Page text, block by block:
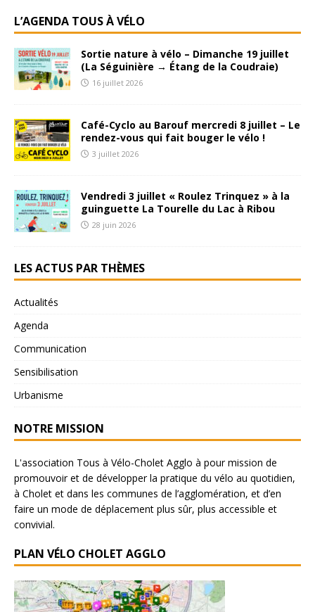
L’AGENDA TOUS À VÉLO
Sortie nature à vélo – Dimanche 19 juillet
(La Séguinière → Étang de la Coudraie)
16 juillet 2026
Café-Cyclo au Barouf mercredi 8 juillet – Le
rendez-vous qui fait bouger le vélo !
3 juillet 2026
Vendredi 3 juillet « Roulez Trinquez » à la
guinguette La Tourelle du Lac à Ribou
28 juin 2026
LES ACTUS PAR THÈMES
Actualités
Agenda
Communication
Sensibilisation
Urbanisme
NOTRE MISSION
L'association Tous à Vélo-Cholet Agglo à pour mission de
promouvoir et de développer la pratique du vélo au quotidien,
à Cholet et dans les communes de l’agglomération, et d’en
faire un mode de déplacement plus sûr, plus accessible et
convivial.
PLAN VÉLO CHOLET AGGLO